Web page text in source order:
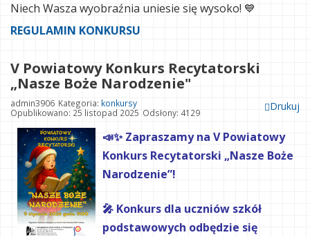
Niech Wasza wyobraźnia uniesie się wysoko! 💙
REGULAMIN KONKURSU
V Powiatowy Konkurs Recytatorski
„Nasze Boże Narodzenie"
Drukuj
admin3906 Kategoria: konkursy
Opublikowano: 25 listopad 2025 Odsłony: 4129
📣✨ Zapraszamy na V Powiatowy
Konkurs Recytatorski „Nasze Boże
Narodzenie”!
🎤 Konkurs dla uczniów szkół
podstawowych odbędzie się